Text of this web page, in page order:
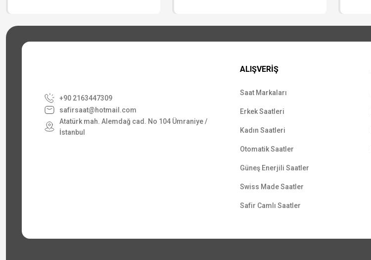
+90 2163447309
safirsaat@hotmail.com
Atatürk mah. Alemdağ cad. No 104 Ümraniye /
İstanbul
ALIŞVERİŞ
Saat Markaları
Erkek Saatleri
Kadın Saatleri
Otomatik Saatler
Güneş Enerjili Saatler
Swiss Made Saatler
Safir Camlı Saatler